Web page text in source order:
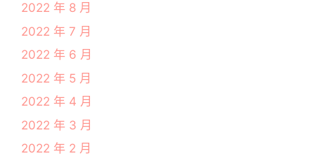
2022 年 8 月
2022 年 7 月
2022 年 6 月
2022 年 5 月
2022 年 4 月
2022 年 3 月
2022 年 2 月